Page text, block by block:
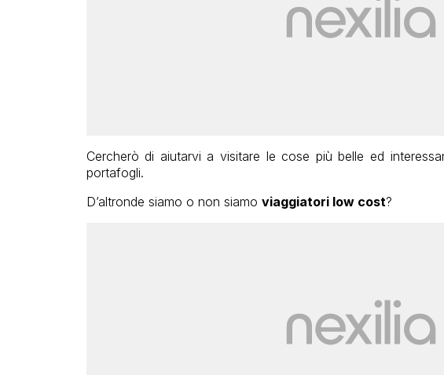
Cercherò di aiutarvi a visitare le cose più belle ed
portafogli.
D’altronde siamo o non siamo viaggiatori low cost?